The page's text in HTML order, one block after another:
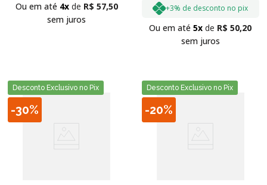
Ou em até 4 R$ 57,50
sem juros
+3% de desconto no pix
Ou em até5 R$ 50,20
sem juros
Desconto Exclusivo no Pix
-30%
Desconto Exclusivo no Pix
-20%